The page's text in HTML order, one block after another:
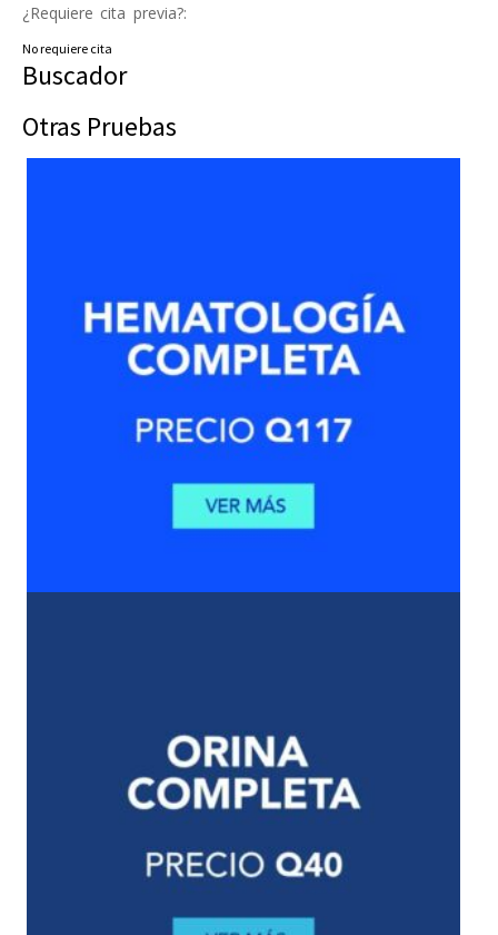
¿Requiere cita previa?:
No requiere cita
Buscador
Otras Pruebas